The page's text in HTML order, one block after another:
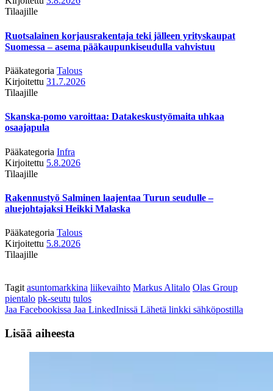
Tilaajille
Ruotsalainen korjausrakentaja teki jälleen yrityskaupat
Suomessa – asema pääkaupunkiseudulla vahvistuu
Pääkategoria Talous
Kirjoitettu 31.7.2026
Tilaajille
Skanska-pomo varoittaa: Datakeskustyömaita uhkaa
osaajapula
Pääkategoria Infra
Kirjoitettu 5.8.2026
Tilaajille
Rakennustyö Salminen laajentaa Turun seudulle –
aluejohtajaksi Heikki Malaska
Pääkategoria Talous
Kirjoitettu 5.8.2026
Tilaajille
Tagit asuntomarkkina liikevaihto Markus Alitalo Olas Group
pientalo pk-seutu tulos
Jaa Facebookissa Jaa LinkedInissä Lähetä linkki sähköpostilla
Lisää aiheesta